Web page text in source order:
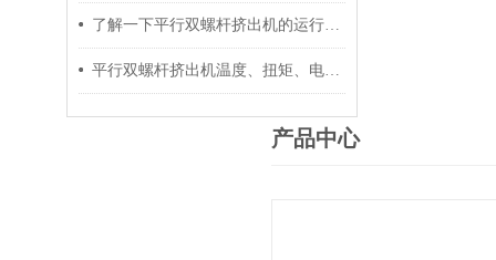
了解一下平行双螺杆挤出机的运行过程吧
平行双螺杆挤出机温度、扭矩、电流控制要点
产品中心